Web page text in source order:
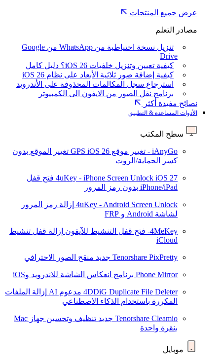
عرض جميع المنتجات
مصادر التعلم
تنزيل نسخة احتياطية من WhatsApp من Google
Drive
كيفية تعيين وتنزيل خلفيات iOS 26؟ دليل كامل
كيفية إضافة صور ثلاثية الأبعاد على نظام iOS 26
استرجاع سجل المكالمات المحذوفة على الأندرويد
برنامج نقل الصور من الايفون الى الكمبيوتر
نصائح مفيدة أكثر
الأدوات المساعدة & التطبيق
سطح المكتب
iAnyGo - تغيير موقع GPS iOS 26
تغيير الموقع بدون
كسر الحماية/الروت
4uKey - iPhone Screen Unlock iOS 27
فتح قفل
iPhone/iPad بدون رمز المرور
4uKey - Android Screen Unlock إزالة رمز المرور
لشاشة Android و FRP
4MeKey- فتح قفل التنشيط للآيفون
إزالة قفل تنشيط
iCloud
Tenorshare PixPretty جديد منقح الصور الاحترافي
Phone Mirror برنامج انعكاس الشاشة للاندرويد وiOS
4DDiG Duplicate File Deleter مدعوم AI
إزالة الملفات
المكررة باستخدام الذكاء الاصطناعي
Tenorshare Cleamio جديد
تنظيف وتحسين جهاز Mac
بنقرة واحدة
موبايل